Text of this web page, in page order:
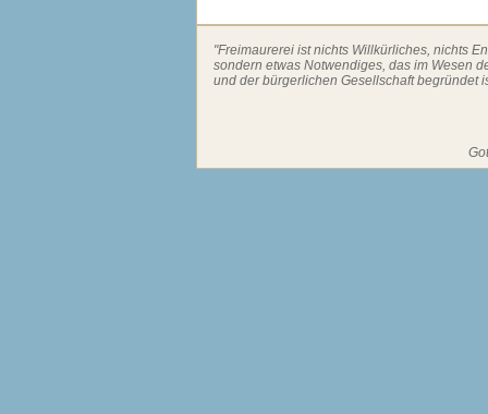
"Freimaurerei ist nichts Willkürliches, nichts
sondern etwas Notwendiges, das im Wesen
und der bürgerlichen Gesellschaft begründet